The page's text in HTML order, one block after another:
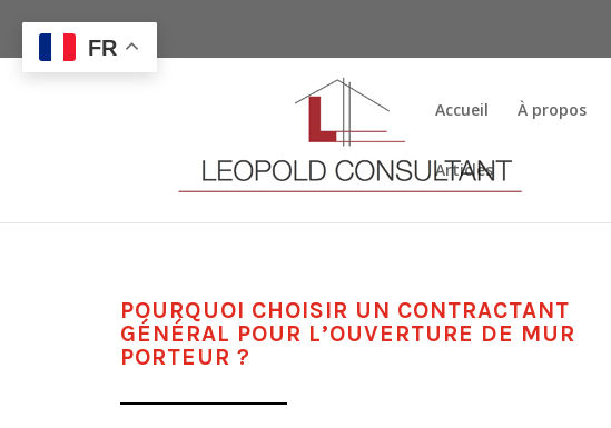
Accueil À propos
Articles
POURQUOI CHOISIR UN CONTRACTANT
GÉNÉRAL POUR L’OUVERTURE DE MUR
PORTEUR ?
FR